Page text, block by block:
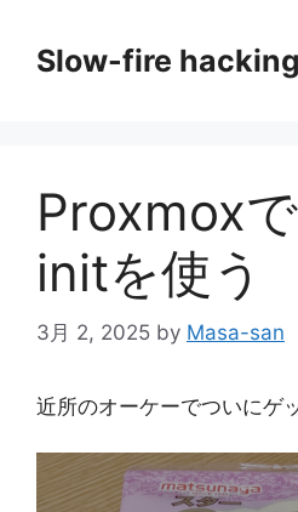
Slow-fire
Proxmox
initを使う
3月 2, 2025 by Masa-san
近所のオーケーでついにゲ